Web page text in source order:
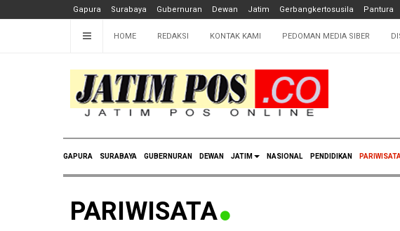
Gapura Surabaya Gubernuran Dewan Jatim Gerbangkertosusila Pantura
HOME REDAKSI KONTAK KAMI PEDOMAN MEDIA SIBER
GAPURA SURABAYA GUBERNURAN DEWAN JATIM NASIONAL PENDIDIKAN
PARIWISATA